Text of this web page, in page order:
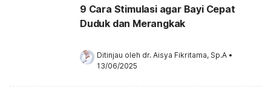
9 Cara Stimulasi agar Bayi Cepat
Duduk dan Merangkak
Ditinjau oleh dr. Aisya Fikritama, Sp.A •
13/06/2025